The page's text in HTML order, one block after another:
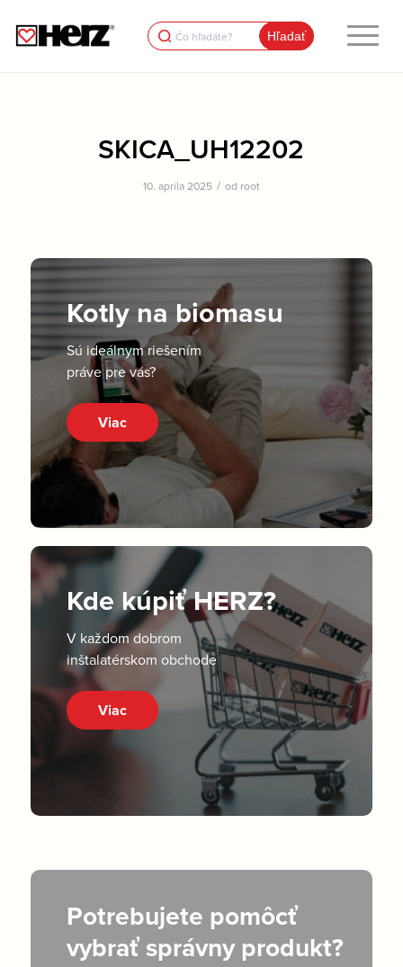
Search
for:
SKICA_UH12202
10. apríla 2025 / od root
Kotly na biomasu
Sú ideálnym riešením
práve pre vás?
Viac
Kde kúpiť HERZ?
V každom dobrom
inštalatérskom obchode
Viac
Potrebujete pomôcť
vybrať správny produkt?